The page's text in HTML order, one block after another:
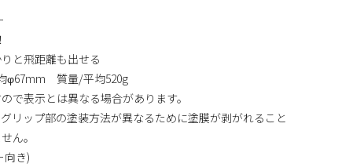
と飛距離も出せる
φ67mm 質量/平均520g
で表示とは異なる場合があります。
リップ部の塗装方法が異なるために塗膜が剥がれること
ん。
向き)